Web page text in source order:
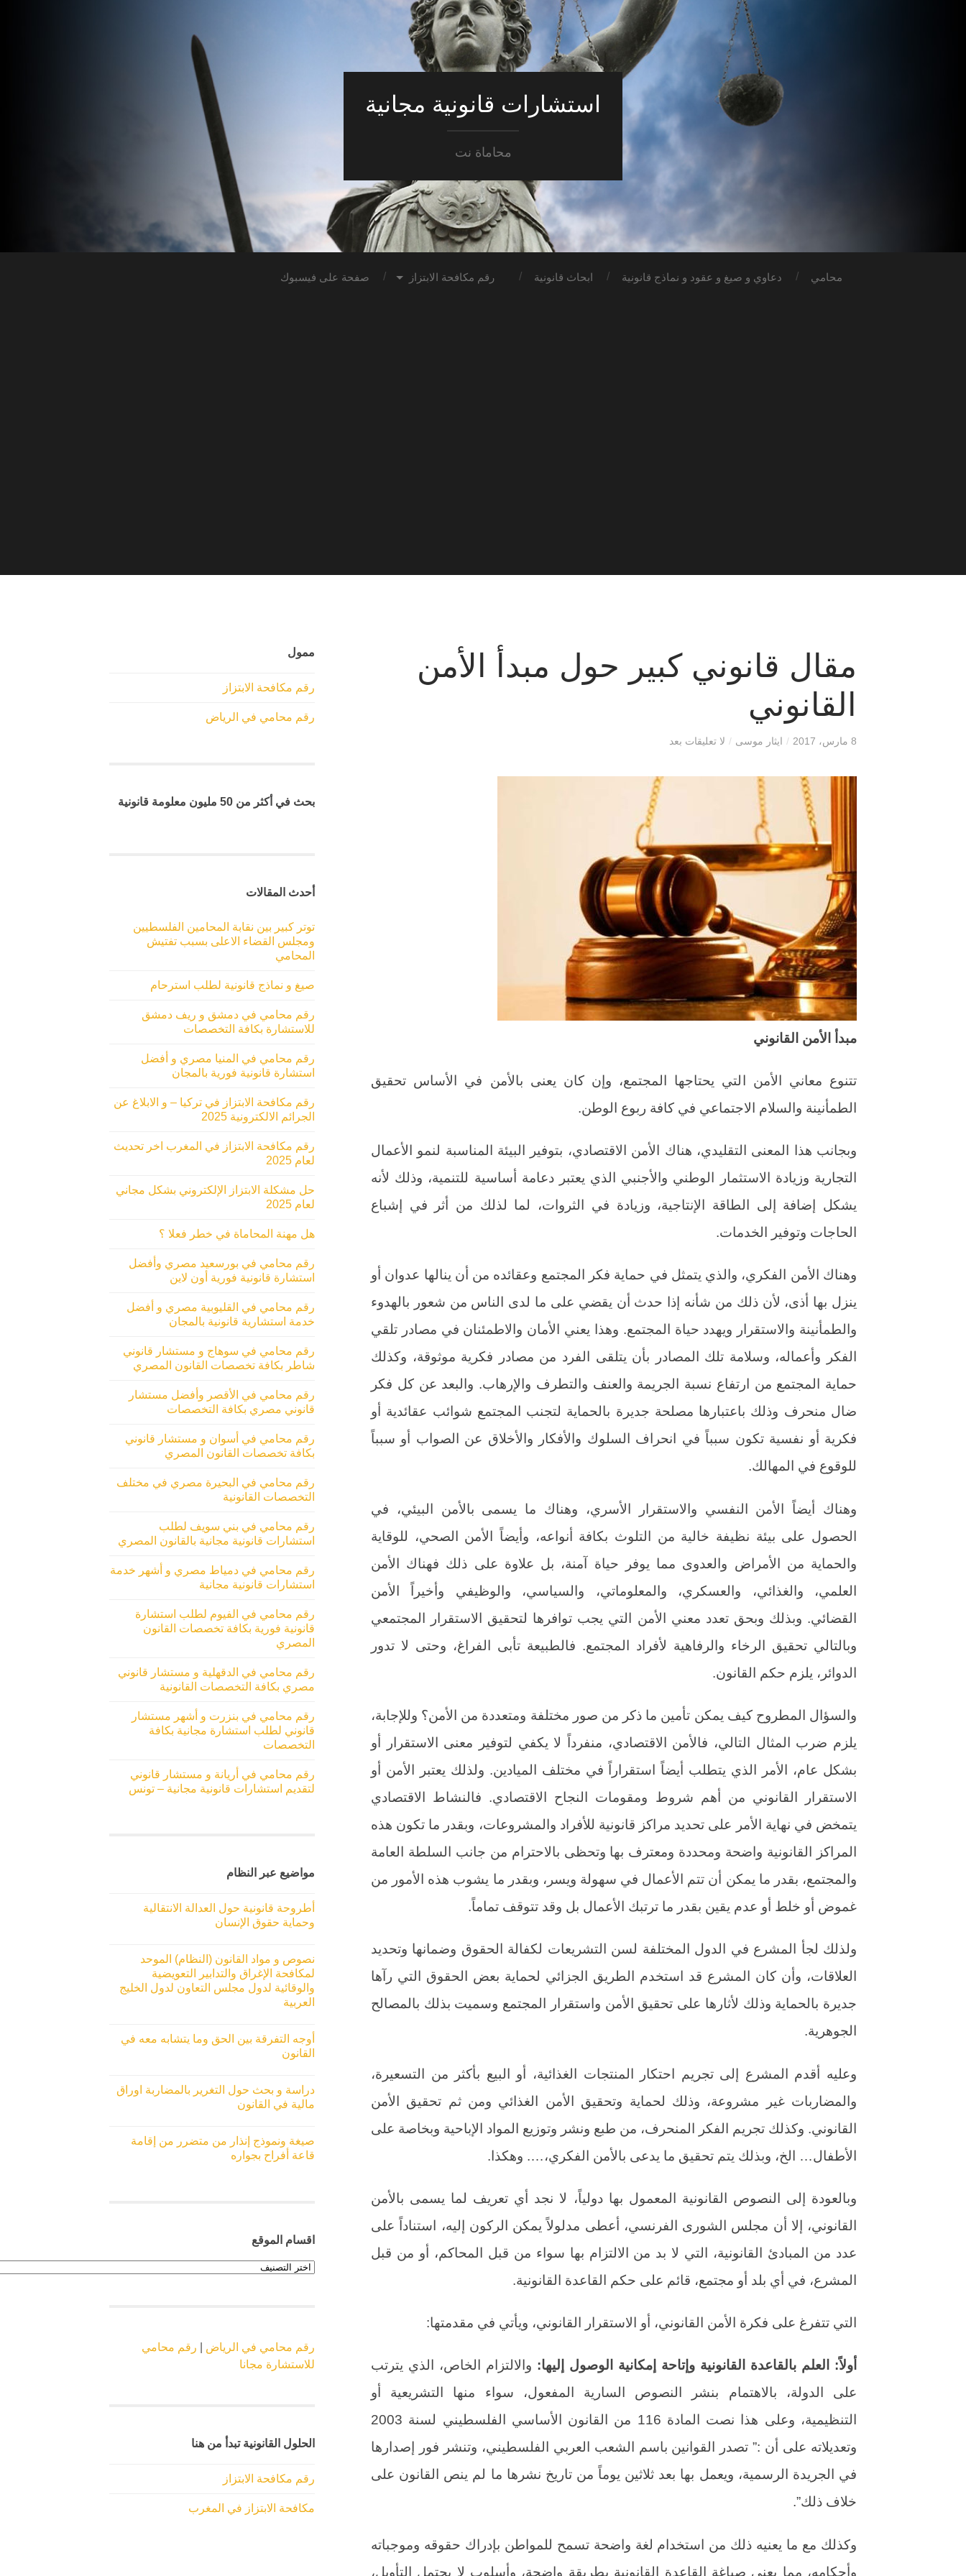
استشارات قانونية مجانية
محاماة نت
محامي دعاوي و صيغ و عقود و نماذج قانونية ابحاث قانونية رقم مكافحة الابتزاز صفحة على فيسبوك
مقال قانوني كبير حول مبدأ الأمن
القانوني
8 مارس، 2017 / ايثار موسى / لا تعليقات بعد
مبدأ الأمن القانوني
تتنوع معاني الأمن التي يحتاجها المجتمع، وإن كان يعنى بالأمن في الأساس تحقيق
الطمأنينة والسلام الاجتماعي في كافة ربوع الوطن.
وبجانب هذا المعنى التقليدي، هناك الأمن الاقتصادي، بتوفير البيئة المناسبة لنمو الأعمال
التجارية وزيادة الاستثمار الوطني والأجنبي الذي يعتبر دعامة أساسية للتنمية، وذلك لأنه
يشكل إضافة إلى الطاقة الإنتاجية، وزيادة في الثروات، لما لذلك من أثر في إشباع
الحاجات وتوفير الخدمات.
وهناك الأمن الفكري، والذي يتمثل في حماية فكر المجتمع وعقائده من أن ينالها عدوان أو
ينزل بها أذى، لأن ذلك من شأنه إذا حدث أن يقضي على ما لدى الناس من شعور بالهدوء
والطمأنينة والاستقرار ويهدد حياة المجتمع. وهذا يعني الأمان والاطمئنان في مصادر تلقي
الفكر وأعماله، وسلامة تلك المصادر بأن يتلقى الفرد من مصادر فكرية موثوقة، وكذلك
حماية المجتمع من ارتفاع نسبة الجريمة والعنف والتطرف والإرهاب. والبعد عن كل فكر
ضال منحرف وذلك باعتبارها مصلحة جديرة بالحماية لتجنب المجتمع شوائب عقائدية أو
فكرية أو نفسية تكون سبباً في انحراف السلوك والأفكار والأخلاق عن الصواب أو سبباً
للوقوع في المهالك.
وهناك أيضاً الأمن النفسي والاستقرار الأسري، وهناك ما يسمى بالأمن البيئي، في
الحصول على بيئة نظيفة خالية من التلوث بكافة أنواعه، وأيضاً الأمن الصحي، للوقاية
والحماية من الأمراض والعدوى مما يوفر حياة آمنة، بل علاوة على ذلك فهناك الأمن
العلمي، والغذائي، والعسكري، والمعلوماتي، والسياسي، والوظيفي وأخيراً الأمن
القضائي. وبذلك وبحق تعدد معني الأمن التي يجب توافرها لتحقيق الاستقرار المجتمعي
وبالتالي تحقيق الرخاء والرفاهية لأفراد المجتمع. فالطبيعة تأبى الفراغ، وحتى لا تدور
الدوائر، يلزم حكم القانون.
والسؤال المطروح كيف يمكن تأمين ما ذكر من صور مختلفة ومتعددة من الأمن؟ وللإجابة،
يلزم ضرب المثال التالي، فالأمن الاقتصادي، منفرداً لا يكفي لتوفير معنى الاستقرار أو
بشكل عام، الأمر الذي يتطلب أيضاً استقراراً في مختلف الميادين. ولذلك يعتبر الأمن أو
الاستقرار القانوني من أهم شروط ومقومات النجاح الاقتصادي. فالنشاط الاقتصادي
يتمخض في نهاية الأمر على تحديد مراكز قانونية للأفراد والمشروعات، وبقدر ما تكون هذه
المراكز القانونية واضحة ومحددة ومعترف بها وتحظى بالاحترام من جانب السلطة العامة
والمجتمع، بقدر ما يمكن أن تتم الأعمال في سهولة ويسر، وبقدر ما يشوب هذه الأمور من
غموض أو خلط أو عدم يقين بقدر ما ترتبك الأعمال بل وقد تتوقف تماماً.
ولذلك لجأ المشرع في الدول المختلفة لسن التشريعات لكفالة الحقوق وضمانها وتحديد
العلاقات، وأن كان المشرع قد استخدم الطريق الجزائي لحماية بعض الحقوق التي رآها
جديرة بالحماية وذلك لأثارها على تحقيق الأمن واستقرار المجتمع وسميت بذلك بالمصالح
الجوهرية.
وعليه أقدم المشرع إلى تجريم احتكار المنتجات الغذائية، أو البيع بأكثر من التسعيرة،
والمضاربات غير مشروعة، وذلك لحماية وتحقيق الأمن الغذائي ومن ثم تحقيق الأمن
القانوني. وكذلك تجريم الفكر المنحرف، من طبع ونشر وتوزيع المواد الإباحية وبخاصة على
الأطفال… الخ، وبذلك يتم تحقيق ما يدعى بالأمن الفكري،…. وهكذا.
وبالعودة إلى النصوص القانونية المعمول بها دولياً، لا نجد أي تعريف لما يسمى بالأمن
القانوني، إلا أن مجلس الشورى الفرنسي، أعطى مدلولاً يمكن الركون إليه، استناداً على
عدد من المبادئ القانونية، التي لا بد من الالتزام بها سواء من قبل المحاكم، أو من قبل
المشرع، في أي بلد أو مجتمع، قائم على حكم القاعدة القانونية.
التي تتفرغ على فكرة الأمن القانوني، أو الاستقرار القانوني، ويأتي في مقدمتها:
أولاً: العلم بالقاعدة القانونية وإتاحة إمكانية الوصول إليها: والالتزام الخاص، الذي يترتب
على الدولة، بالاهتمام بنشر النصوص السارية المفعول، سواء منها التشريعية أو
التنظيمية، وعلى هذا نصت المادة 116 من القانون الأساسي الفلسطيني لسنة 2003
وتعديلاته على أن :” تصدر القوانين باسم الشعب العربي الفلسطيني، وتنشر فور إصدارها
في الجريدة الرسمية، ويعمل بها بعد ثلاثين يوماً من تاريخ نشرها ما لم ينص القانون على
خلاف ذلك”.
وكذلك مع ما يعنيه ذلك من استخدام لغة واضحة تسمح للمواطن بإدراك حقوقه وموجباته
وأحكامه، مما يعني صياغة القاعدة القانونية بطريقة واضحة، وأسلوب لا يحتمل التأويل،
ممول
رقم مكافحة الابتزاز
رقم محامي في الرياض
بحث في أكثر من 50 مليون معلومة قانونية
أحدث المقالات
توتر كبير بين نقابة المحامين الفلسطيين
ومجلس القضاء الاعلى بسبب تفتيش
المحامي
صيغ و نماذج قانونية لطلب استرحام
رقم محامي في دمشق و ريف دمشق
للاستشارة بكافة التخصصات
رقم محامي في المنيا مصري و أفضل
استشارة قانونية فورية بالمجان
رقم مكافحة الابتزاز في تركيا – و الابلاغ عن
الجرائم الالكترونية 2025
رقم مكافحة الابتزاز في المغرب اخر تحديث
لعام 2025
حل مشكلة الابتزاز الإلكتروني بشكل مجاني
لعام 2025
هل مهنة المحاماة في خطر فعلا ؟
رقم محامي في بورسعيد مصري وأفضل
استشارة قانونية فورية أون لاين
رقم محامي في القليوبية مصري و أفضل
خدمة استشارية قانونية بالمجان
رقم محامي في سوهاج و مستشار قانوني
شاطر بكافة تخصصات القانون المصري
رقم محامي في الأقصر وأفضل مستشار
قانوني مصري بكافة التخصصات
رقم محامي في أسوان و مستشار قانوني
بكافة تخصصات القانون المصري
رقم محامي في البحيرة مصري في مختلف
التخصصات القانونية
رقم محامي في بني سويف لطلب
استشارات قانونية مجانية بالقانون المصري
رقم محامي في دمياط مصري و أشهر خدمة
استشارات قانونية مجانية
رقم محامي في الفيوم لطلب استشارة
قانونية فورية بكافة تخصصات القانون
المصري
رقم محامي في الدقهلية و مستشار قانوني
مصري بكافة التخصصات القانونية
رقم محامي في بنزرت و أشهر مستشار
قانوني لطلب استشارة مجانية بكافة
التخصصات
رقم محامي في أريانة و مستشار قانوني
لتقديم استشارات قانونية مجانية – تونس
مواضيع عبر النظام
أطروحة قانونية حول العدالة الانتقالية
وحماية حقوق الإنسان
نصوص و مواد القانون (النظام) الموحد
لمكافحة الإغراق والتدابير التعويضية
والوقائية لدول مجلس التعاون لدول الخليج
العربية
أوجه التفرقة بين الحق وما يتشابه معه في
القانون
دراسة و بحث حول التغرير بالمضاربة اوراق
مالية في القانون
صيغة ونموذج إنذار من متضرر من إقامة
قاعة أفراح بجواره
اقسام الموقع
اقسام
الموقع
رقم محامي في الرياض
رقم محامي
للاستشارة مجانا
الحلول القانونية تبدأ من هنا
رقم مكافحة الابتزاز
مكافحة الابتزاز في المغرب